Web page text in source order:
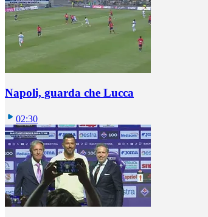
Napoli, guarda che Lucca
02:30